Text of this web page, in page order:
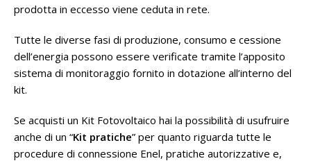
prodotta in eccesso viene ceduta in rete.
Tutte le diverse fasi di produzione, consumo e cessione
dell’energia possono essere verificate tramite l’apposito
sistema di monitoraggio fornito in dotazione all’interno del
kit.
Se acquisti un Kit Fotovoltaico hai la possibilità di usufruire
anche di un “Kit pratiche” per quanto riguarda tutte le
procedure di connessione Enel, pratiche autorizzative e,